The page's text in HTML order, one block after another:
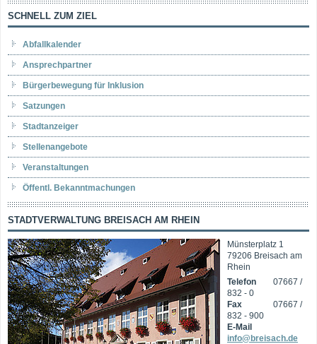
SCHNELL ZUM ZIEL
Abfallkalender
Ansprechpartner
Bürgerbewegung für Inklusion
Satzungen
Stadtanzeiger
Stellenangebote
Veranstaltungen
Öffentl. Bekanntmachungen
STADTVERWALTUNG BREISACH AM RHEIN
Münsterplatz 1
79206 Breisach am
Rhein
Telefon
07667 /
832 - 0
Fax
07667 /
832 - 900
E-Mail
info@breisach.de